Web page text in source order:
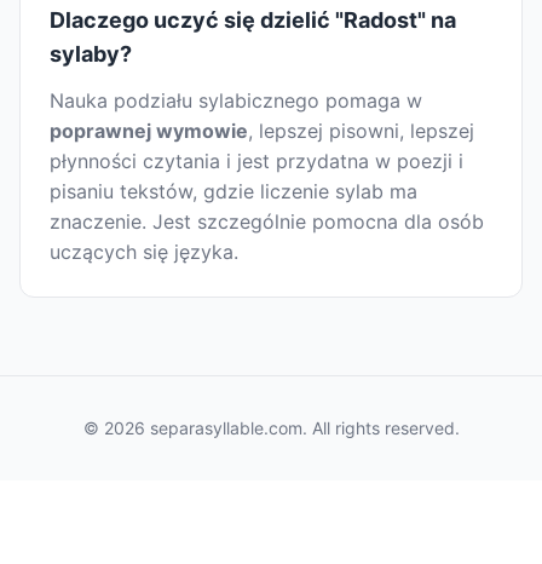
Dlaczego uczyć się dzielić "Radost" na
sylaby?
Nauka podziału sylabicznego pomaga w
poprawnej wymowie, lepszej pisowni, lepszej
płynności czytania i jest przydatna w poezji i
pisaniu tekstów, gdzie liczenie sylab ma
znaczenie. Jest szczególnie pomocna dla osób
uczących się języka.
© 2026 separasyllable.com. All rights reserved.